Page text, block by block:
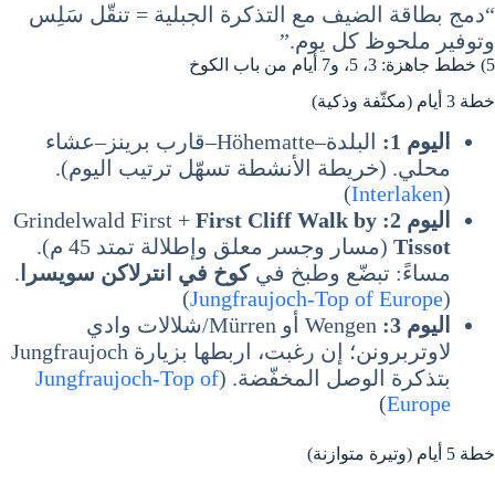
“دمج بطاقة الضيف مع التذكرة الجبلية = تنقّل سَلِس
وتوفير ملحوظ كل يوم.”
5) خطط جاهزة: 3، 5، و7 أيام من باب الكوخ
خطة 3 أيام (مكثّفة وذكية)
اليوم 1:
البلدة–Höhematte–قارب برينز–عشاء
محلي. (خريطة الأنشطة تسهّل ترتيب اليوم).
(
Interlaken
)
اليوم 2:
First Cliff Walk by
Tissot
(مسار وجسر معلق وإطلالة تمتد 45 م).
مساءً: تبضّع وطبخ فيكوخ في انترلاكن سويسرا .
(
Jungfraujoch-Top of Europe
)
اليوم 3:
Wengen أو Mürren/شلالات وادي
لاوتربرونن؛ إن رغبت، اربطها بزيارة Jungfraujoch
بتذكرة الوصل المخفّضة. (Jungfraujoch-Top of
Europe
)
خطة 5 أيام (وتيرة متوازنة)